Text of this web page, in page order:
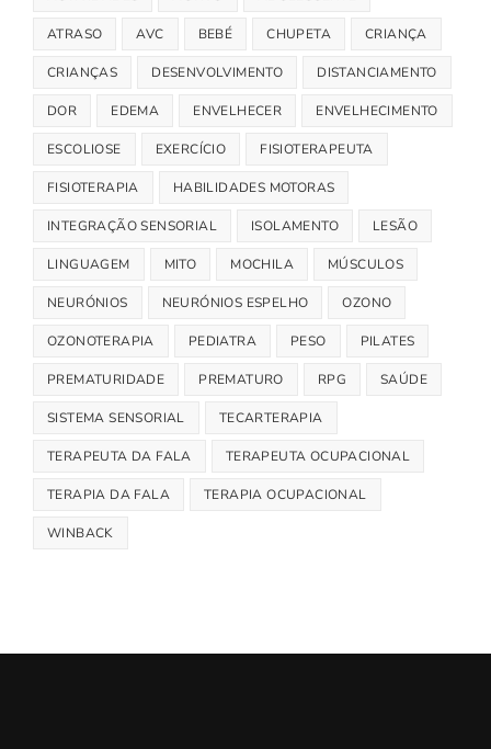
ATRASO AVC BEBÉ CHUPETA CRIANÇA
CRIANÇAS DESENVOLVIMENTO DISTANCIAMENTO
DOR EDEMA ENVELHECER ENVELHECIMENTO
ESCOLIOSE EXERCÍCIO FISIOTERAPEUTA
FISIOTERAPIA HABILIDADES MOTORAS
INTEGRAÇÃO SENSORIAL ISOLAMENTO LESÃO
LINGUAGEM MITO MOCHILA MÚSCULOS
NEURÓNIOS NEURÓNIOS ESPELHO OZONO
OZONOTERAPIA PEDIATRA PESO PILATES
PREMATURIDADE PREMATURO RPG SAÚDE
SISTEMA SENSORIAL TECARTERAPIA
TERAPEUTA DA FALA TERAPEUTA OCUPACIONAL
TERAPIA DA FALA TERAPIA OCUPACIONAL
WINBACK